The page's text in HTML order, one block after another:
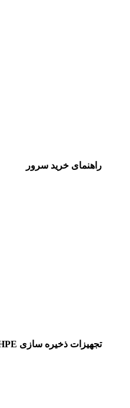
راهنمای خرید سرور
تجهیزات ذخیره سازی HPE